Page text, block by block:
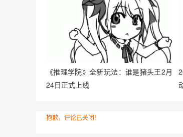
《推理学院》全新玩法：谁是猪头王2月
24日正式上线
抱歉，评论已关闭！